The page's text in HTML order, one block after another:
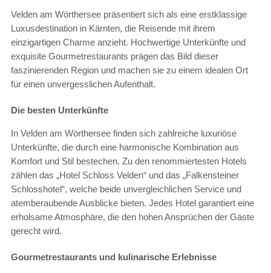
Velden am Wörthersee präsentiert sich als eine erstklassige
Luxusdestination in Kärnten, die Reisende mit ihrem
einzigartigen Charme anzieht. Hochwertige Unterkünfte und
exquisite Gourmetrestaurants prägen das Bild dieser
faszinierenden Region und machen sie zu einem idealen Ort
für einen unvergesslichen Aufenthalt.
Die besten Unterkünfte
In Velden am Wörthersee finden sich zahlreiche luxuriöse
Unterkünfte, die durch eine harmonische Kombination aus
Komfort und Stil bestechen. Zu den renommiertesten Hotels
zählen das „Hotel Schloss Velden“ und das „Falkensteiner
Schlosshotel“, welche beide unvergleichlichen Service und
atemberaubende Ausblicke bieten. Jedes Hotel garantiert eine
erholsame Atmosphäre, die den hohen Ansprüchen der Gäste
gerecht wird.
Gourmetrestaurants und kulinarische Erlebnisse